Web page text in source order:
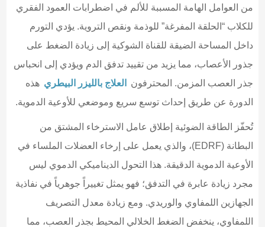
من العوامل الهامة المسببة للألم في اضطرابات العمود الفقري
للكلاب “الحلقة المفرغة” للوذمة ونقص التروية. يؤدي التورم
داخل المساحة الضيقة للقناة الشوكية إلى زيادة الضغط على
جذور الأعصاب، مما يزيد من تقييد تدفق الدم ويؤدي إلى انحباس
جذر العصب المزمن. المحترفون
العلاج بالليزر البيطري هذه
الدورة عن طريق إحداث توسع سريع وموضعي للأوعية الدموية.
تُحفّز الطاقة الضوئية إطلاق عامل الاسترخاء المشتق من
البطانة (EDRF)، والذي يعمل على إرخاء العضلات الملساء في
الأوعية الدموية الدقيقة. هذا التحول الديناميكي الدموي ليس
مجرد زيادة عابرة في التدفق؛ فهو يمثل تغييراً جوهرياً في نفاذية
الجهازين اللمفاوي والوريدي. ومع زيادة معدل التصريف
اللمفاوي، ينخفض الضغط الخلالي المحيط بجذر العصب، مما